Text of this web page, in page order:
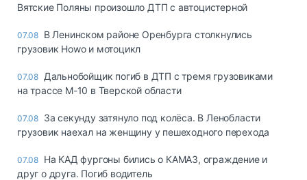
Вятские Поляны произошло ДТП с автоцистерной
07.08 В Ленинском районе Оренбурга столкнулись
грузовик Howo и мотоцикл
07.08 Дальнобойщик погиб в ДТП с тремя грузовиками
на трассе М-10 в Тверской области
07.08 За секунду затянуло под колёса. В Ленобласти
грузовик наехал на женщину у пешеходного перехода
07.08 На КАД фургоны бились о КАМАЗ, ограждение и
друг о друга. Погиб водитель